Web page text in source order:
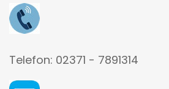
Telefon: 02371 - 7891314